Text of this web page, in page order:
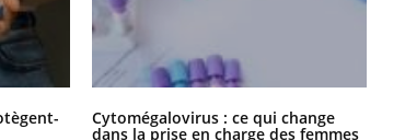
Cytomégalovirus : ce qui change
dans la prise en charge des femmes